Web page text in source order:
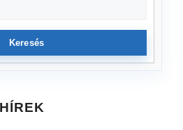
Keresés